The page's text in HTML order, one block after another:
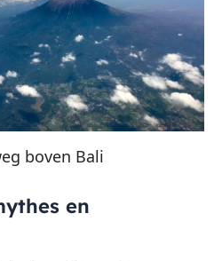
boven Bali
en